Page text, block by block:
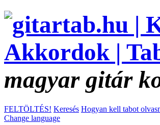
magyar gitár
FELTÖLTÉS! Keresés Hogyan kell tabot
Change language